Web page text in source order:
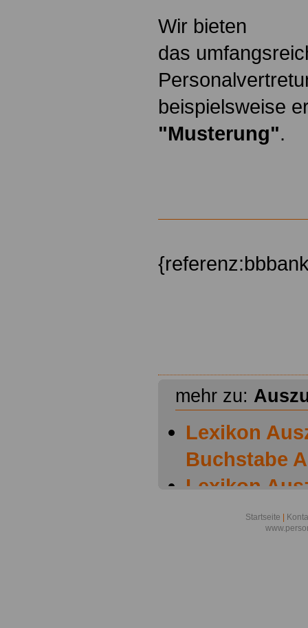
Wir bieten
das
beispielsweise
"Musterung".
mehr zu:
Lexikon
Buchstabe A
Lexikon
Buchstabe B
Lexikon
Startseite